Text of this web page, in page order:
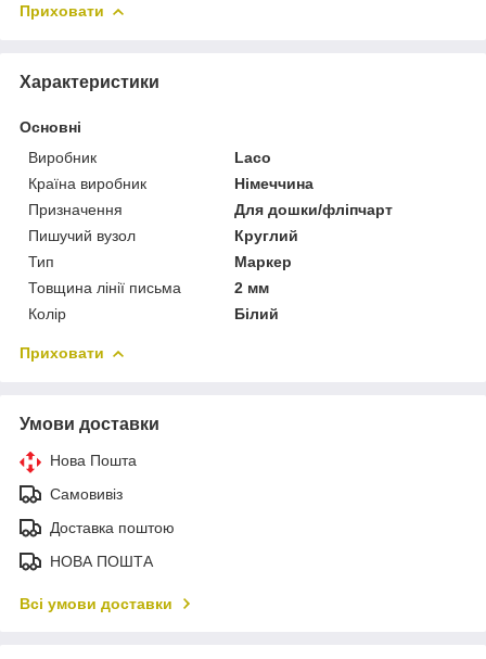
Приховати
Характеристики
Основні
Виробник
Laco
Країна виробник
Німеччина
Призначення
Для дошки/фліпчарт
Пишучий вузол
Круглий
Тип
Маркер
Товщина лінії письма
2 мм
Колір
Білий
Приховати
Умови доставки
Нова Пошта
Самовивіз
Доставка поштою
НОВА ПОШТА
Всі умови доставки